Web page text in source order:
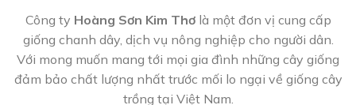
Công ty Hoàng Sơn Kim Thơlà một đơn vị cung cấp
giống chanh dây, dịch vụ nông nghiệp cho người dân.
Với mong muốn mang tới mọi gia đình những cây giống
đảm bảo chất lượng nhất trước mối lo ngại về giống cây
trồng tại Việt Nam.